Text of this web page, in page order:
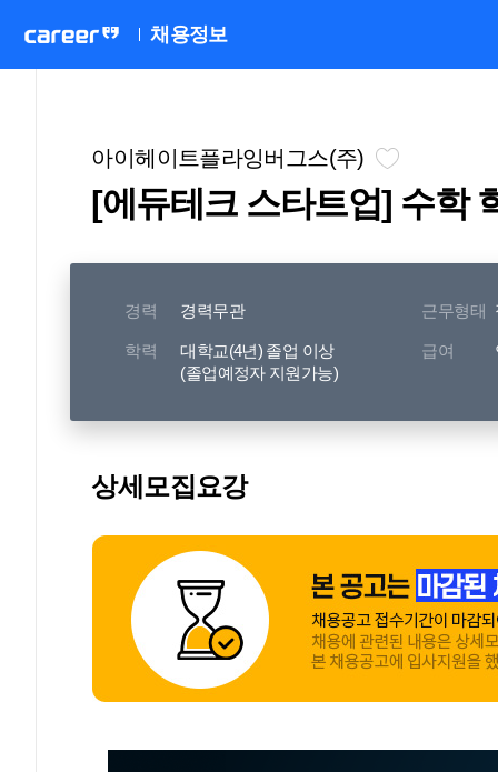
채용정보
아이헤이트플라잉버그스(주)
[에듀테크 스타트업] 수학
경력 경력무관 근무형태
학력
대학교(4년) 졸업 이상
(졸업예정자 지원가능)
급여
상세모집요강